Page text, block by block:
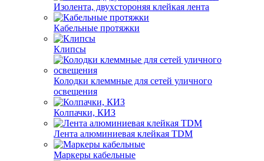
Изолента, двухстороняя клейкая лента
Кабельные протяжки
Клипсы
Колодки клеммные для сетей уличного
освещения
Колпачки, КИЗ
Лента алюминиевая клейкая TDM
Маркеры кабельные